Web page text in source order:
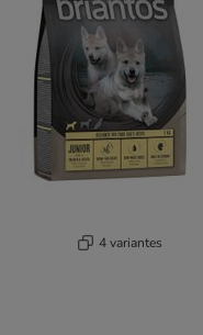
4 variantes